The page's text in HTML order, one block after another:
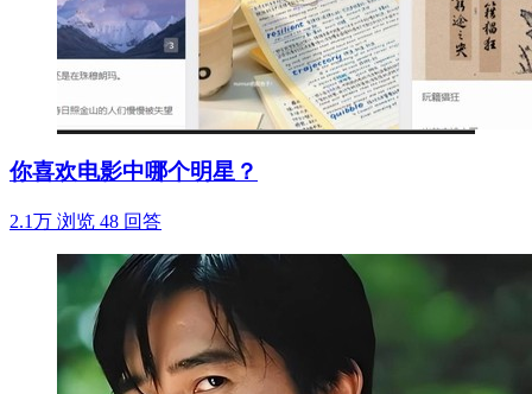
你喜欢电影中哪个明星？
2.1万 浏览 48 回答